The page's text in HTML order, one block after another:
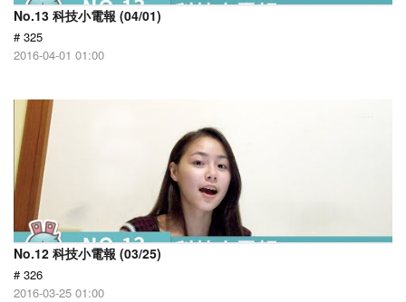
No.13 科技小電報 (04/01)
# 325
2016-04-01 01:00
No.12 科技小電報 (03/25)
# 326
2016-03-25 01:00